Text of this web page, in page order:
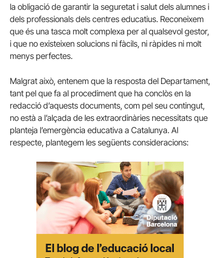
la obligació de garantir la seguretat i salut dels alumnes i
dels professionals dels centres educatius. Reconeixem
que és una tasca molt complexa per al qualsevol gestor,
i que no existeixen solucions ni fàcils, ni ràpides ni molt
menys perfectes.
Malgrat això, entenem que la resposta del Departament,
tant pel que fa al procediment que ha conclòs en la
redacció d’aquests documents, com pel seu contingut,
no està a l’alçada de les extraordinàries necessitats que
planteja l’emergència educativa a Catalunya. Al
respecte, plantegem les següents consideracions: